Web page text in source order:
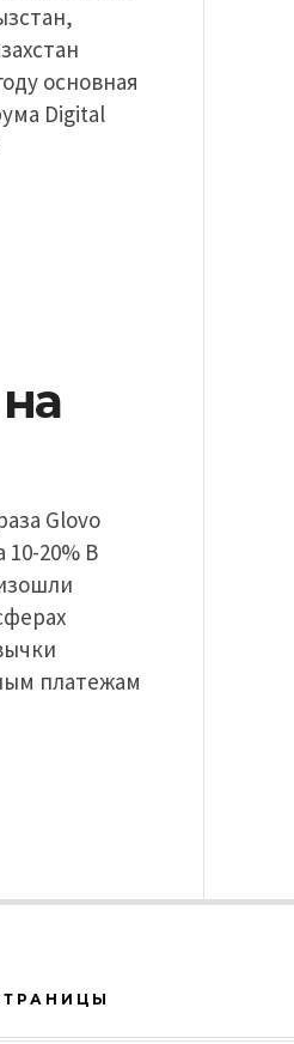
основная
Digital
Glovo
20% В
платежам